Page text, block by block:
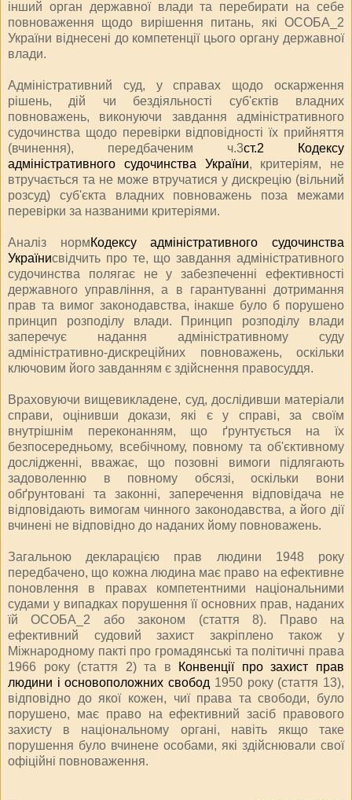
інший орган державної влади та перебирати на себе
повноваження щодо вирішення питань, які ОСОБА_2
України віднесені до компетенції цього органу державної
влади.
Адміністративний суд, у справах щодо оскарження
рішень, дій чи бездіяльності суб'єктів владних
повноважень, виконуючи завдання адміністративного
судочинства щодо перевірки відповідності їх прийняття
(вчинення), передбаченим ч.3ст.2 Кодексу
адміністративного судочинства України, критеріям, не
втручається та не може втручатися у дискрецію (вільний
розсуд) суб'єкта владних повноважень поза межами
перевірки за названими критеріями.
Аналіз нормКодексу адміністративного судочинства
Українисвідчить про те, що завдання адміністративного
судочинства полягає не у забезпеченні ефективності
державного управління, а в гарантуванні дотримання
прав та вимог законодавства, інакше було б порушено
принцип розподілу влади. Принцип розподілу влади
заперечує надання адміністративному суду
адміністративно-дискреційних повноважень, оскільки
ключовим його завданням є здійснення правосуддя.
Враховуючи вищевикладене, суд, дослідивши матеріали
справи, оцінивши докази, які є у справі, за своїм
внутрішнім переконанням, що ґрунтується на їх
безпосередньому, всебічному, повному та об'єктивному
дослідженні, вважає, що позовні вимоги підлягають
задоволенню в повному обсязі, оскільки вони
обґрунтовані та законні, заперечення відповідача не
відповідають вимогам чинного законодавства, а його дії
вчинені не відповідно до наданих йому повноважень.
Загальною декларацією прав людини 1948 року
передбачено, що кожна людина має право на ефективне
поновлення в правах компетентними національними
судами у випадках порушення її основних прав, наданих
їй ОСОБА_2 або законом (стаття 8). Право на
ефективний судовий захист закріплено також у
Міжнародному пакті про громадянські та політичні права
1966 року (стаття 2) та в Конвенції про захист прав
людини і основоположних свобод 1950 року (стаття 13),
відповідно до якої кожен, чиї права та свободи, було
порушено, має право на ефективний засіб правового
захисту в національному органі, навіть якщо таке
порушення було вчинене особами, які здійснювали свої
офіційні повноваження.